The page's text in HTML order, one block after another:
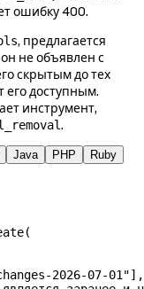
ошибку 400.
, предлагается
не объявлен с
скрытым до тех
его доступным.
инструмент,
.
Java PHP Ruby
2026-07-01"],